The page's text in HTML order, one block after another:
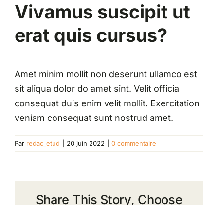
Vivamus suscipit ut
erat quis cursus?
Amet minim mollit non deserunt ullamco est
sit aliqua dolor do amet sint. Velit officia
consequat duis enim velit mollit. Exercitation
veniam consequat sunt nostrud amet.
Par redac_etud 20 juin 2022 0 commentaire
Share This Story, Choose